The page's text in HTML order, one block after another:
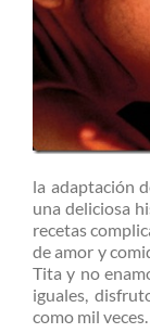
la adaptación
una deliciosa
recetas
de amor y
Tita y no
iguales,
como mil veces.